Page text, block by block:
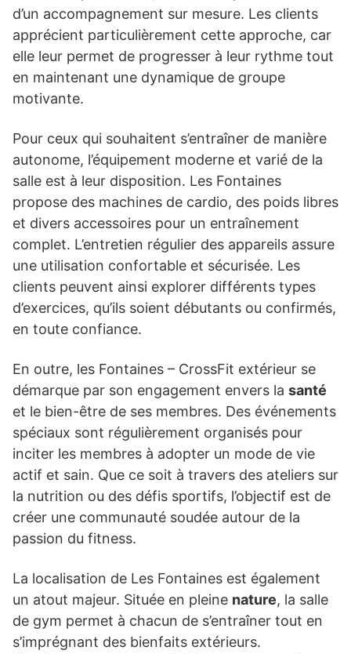
d’un accompagnement sur mesure. Les clients
apprécient particulièrement cette approche, car
elle leur permet de progresser à leur rythme tout
en maintenant une dynamique de groupe
motivante.
Pour ceux qui souhaitent s’entraîner de manière
autonome, l’équipement moderne et varié de la
salle est à leur disposition. Les Fontaines
propose des machines de cardio, des poids libres
et divers accessoires pour un entraînement
complet. L’entretien régulier des appareils assure
une utilisation confortable et sécurisée. Les
clients peuvent ainsi explorer différents types
d’exercices, qu’ils soient débutants ou confirmés,
en toute confiance.
En outre, les Fontaines – CrossFit extérieur se
démarque par son engagement envers la santé
et le bien-être de ses membres. Des événements
spéciaux sont régulièrement organisés pour
inciter les membres à adopter un mode de vie
actif et sain. Que ce soit à travers des ateliers sur
la nutrition ou des défis sportifs, l’objectif est de
créer une communauté soudée autour de la
passion du fitness.
La localisation de Les Fontaines est également
un atout majeur. Située en pleine nature, la salle
de gym permet à chacun de s’entraîner tout en
s’imprégnant des bienfaits extérieurs.